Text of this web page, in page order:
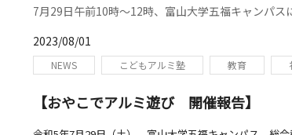
7月29日午前10時～12時、富山大学五福キャンパ
2023/08/01
NEWS こどもアルミ塾 教育
【おやこでアルミ遊び 開催報告】